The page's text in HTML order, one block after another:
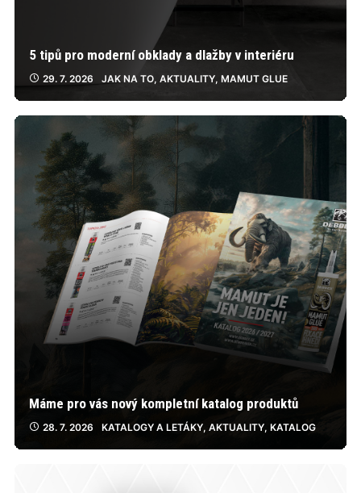
5 tipů pro moderní obklady a dlažby v interiéru
29. 7. 2026 JAK NA TO, AKTUALITY, MAMUT GLUE
Máme pro vás nový kompletní katalog produktů
28. 7. 2026 KATALOGY A LETÁKY, AKTUALITY, KATALOG